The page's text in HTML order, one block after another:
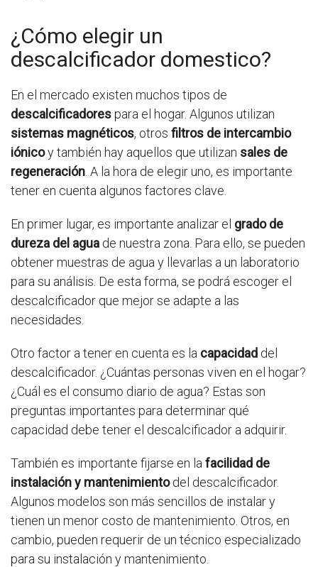
¿Cómo elegir un
descalcificador domestico?
En el mercado existen muchos tipos de
descalcificadorespara el hogar. Algunos utilizan
sistemas magnéticos, otros filtros de intercambio
iónicoy también hay aquellos que utilizan sales de
regeneración . A la hora de elegir uno, es importante
tener en cuenta algunos factores clave.
En primer lugar, es importante analizar el grado de
dureza del agua de nuestra zona. Para ello, se pueden
obtener muestras de agua y llevarlas a un laboratorio
para su análisis. De esta forma, se podrá escoger el
descalcificador que mejor se adapte a las
necesidades.
Otro factor a tener en cuenta es la capacidad del
descalcificador. ¿Cuántas personas viven en el hogar?
¿Cuál es el consumo diario de agua? Estas son
preguntas importantes para determinar qué
capacidad debe tener el descalcificador a adquirir.
También es importante fijarse en la facilidad de
instalación y mantenimientodel descalcificador.
Algunos modelos son más sencillos de instalar y
tienen un menor costo de mantenimiento. Otros, en
cambio, pueden requerir de un técnico especializado
para su instalación y mantenimiento.